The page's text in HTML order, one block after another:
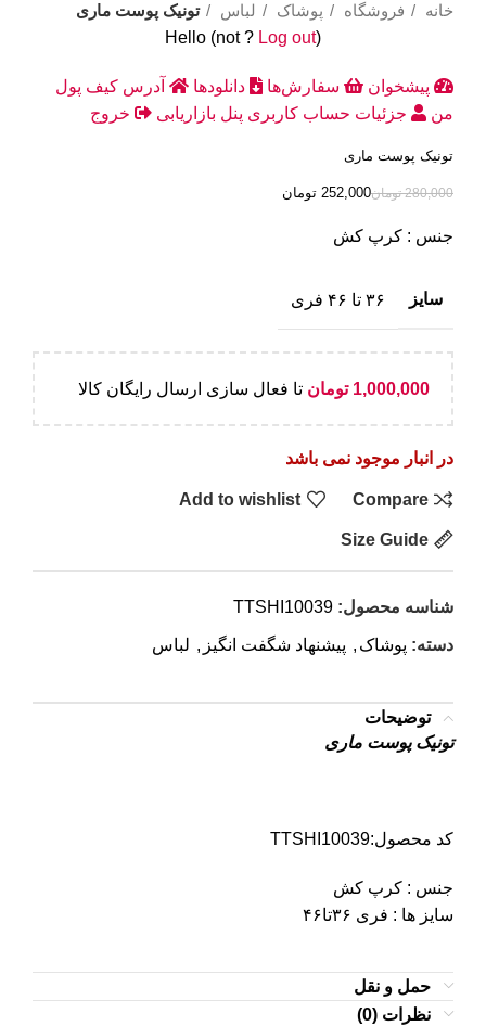
خانه فروشگاه پوشاک لباس
تونیک پوست ماری
Hello (not? Log out)
پیشخوان سفارش‌ها دانلودها آدرس کیف پول
من
جزئیات حساب کاربری پنل بازاریابی خروج
تونیک پوست ماری
280,000 تومان252,000 تومان
جنس : کرپ‌ کش
سایز ۳۶ تا ۴۶ فری
1,000,000 تومان تا فعال سازی ارسال رایگان کالا
در انبار موجود نمی باشد
Compare
Add to wishlist
Size Guide
شناسه محصول: TTSHI10039
دسته: پوشاک , پیشنهاد شگفت انگیز , لباس
توضیحات
تونیک پوست ماری
کد محصول:TTSHI10039
جنس : کرپ‌ کش
سایز ها : فری ۳۶تا۴۶
حمل و نقل
نظرات (0)